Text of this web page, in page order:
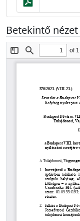
Betekintő nézet